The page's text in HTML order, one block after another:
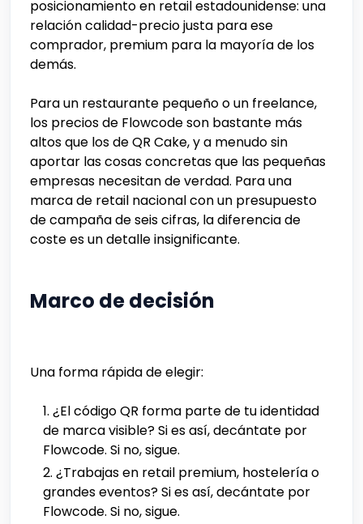
posicionamiento en retail estadounidense: una
relación calidad-precio justa para ese
comprador, premium para la mayoría de los
demás.
Para un restaurante pequeño o un freelance,
los precios de Flowcode son bastante más
altos que los de QR Cake, y a menudo sin
aportar las cosas concretas que las pequeñas
empresas necesitan de verdad. Para una
marca de retail nacional con un presupuesto
de campaña de seis cifras, la diferencia de
coste es un detalle insignificante.
Marco de decisión
Una forma rápida de elegir:
¿El código QR forma parte de tu identidad
de marca visible? Si es así, decántate por
Flowcode. Si no, sigue.
¿Trabajas en retail premium, hostelería o
grandes eventos? Si es así, decántate por
Flowcode. Si no, sigue.